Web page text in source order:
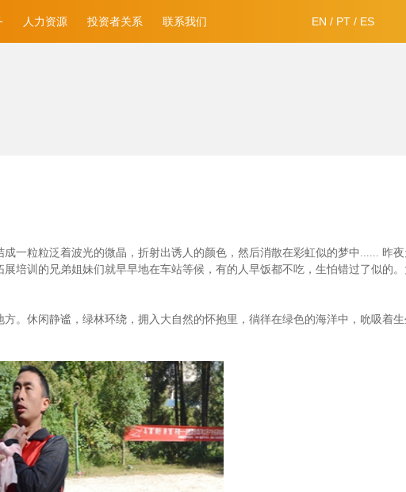
EN / PT / ES
人力资源 投资者关系 联系我们
一粒粒泛着波光的微晶，折射出诱人的颜色，然后消散在彩虹似的梦中...... 昨
培训的兄弟姐妹们就早早地在车站等候，有的人早饭都不吃，生怕错过了似的。
。休闲静谧，绿林环绕，拥入大自然的怀抱里，徜徉在绿色的海洋中，吮吸着